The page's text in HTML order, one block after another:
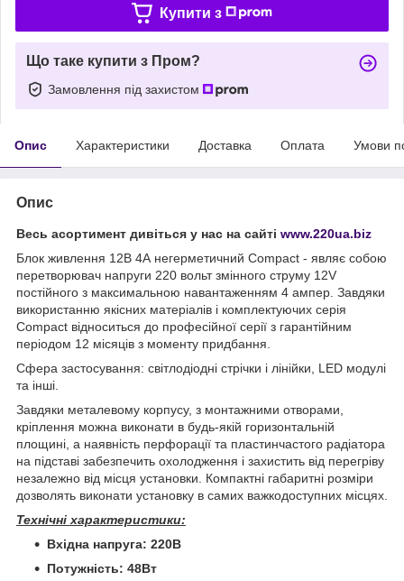
Купити з
Що таке купити з Пром?
Замовлення під захистом
Опис Характеристики Доставка Оплата Умови
Опис
Весь асортимент дивіться у нас на сайті www.220ua.biz
Блок живлення 12В 4А негерметичний Compact - являє собою
перетворювач напруги 220 вольт змінного струму 12V
постійного з максимальною навантаженням 4 ампер. Завдяки
використанню якісних матеріалів і комплектуючих серія
Compact відноситься до професійної серії з гарантійним
періодом 12 місяців з моменту придбання.
Сфера застосування: світлодіодні стрічки і лінійки, LED модулі
та інші.
Завдяки металевому корпусу, з монтажними отворами,
кріплення можна виконати в будь-якій горизонтальній
площині, а наявність перфорації та пластинчастого радіатора
на підставі забезпечить охолодження і захистить від перегріву
незалежно від місця установки. Компактні габаритні розміри
дозволять виконати установку в самих важкодоступних місцях.
Технічні характеристики:
Вхідна напруга: 220В
Потужність: 48Вт